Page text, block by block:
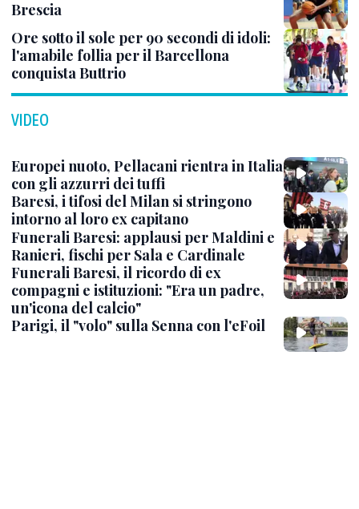
Brescia
Ore sotto il sole per 90 secondi di idoli:
l'amabile follia per il Barcellona
conquista Buttrio
VIDEO
Europei nuoto, Pellacani rientra in Italia
con gli azzurri dei tuffi
Baresi, i tifosi del Milan si stringono
intorno al loro ex capitano
Funerali Baresi: applausi per Maldini e
Ranieri, fischi per Sala e Cardinale
Funerali Baresi, il ricordo di ex
compagni e istituzioni: "Era un padre,
un'icona del calcio"
Parigi, il "volo" sulla Senna con l'eFoil